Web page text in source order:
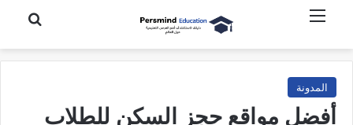
بحث عن
المدونة
أفضل مواقع حجز السكن للطلاب